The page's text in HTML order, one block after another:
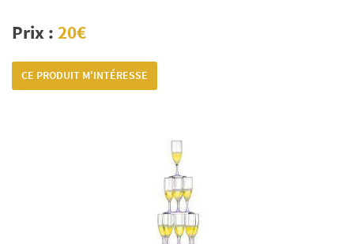
Prix : 20€
CE PRODUIT M'INTÉRESSE